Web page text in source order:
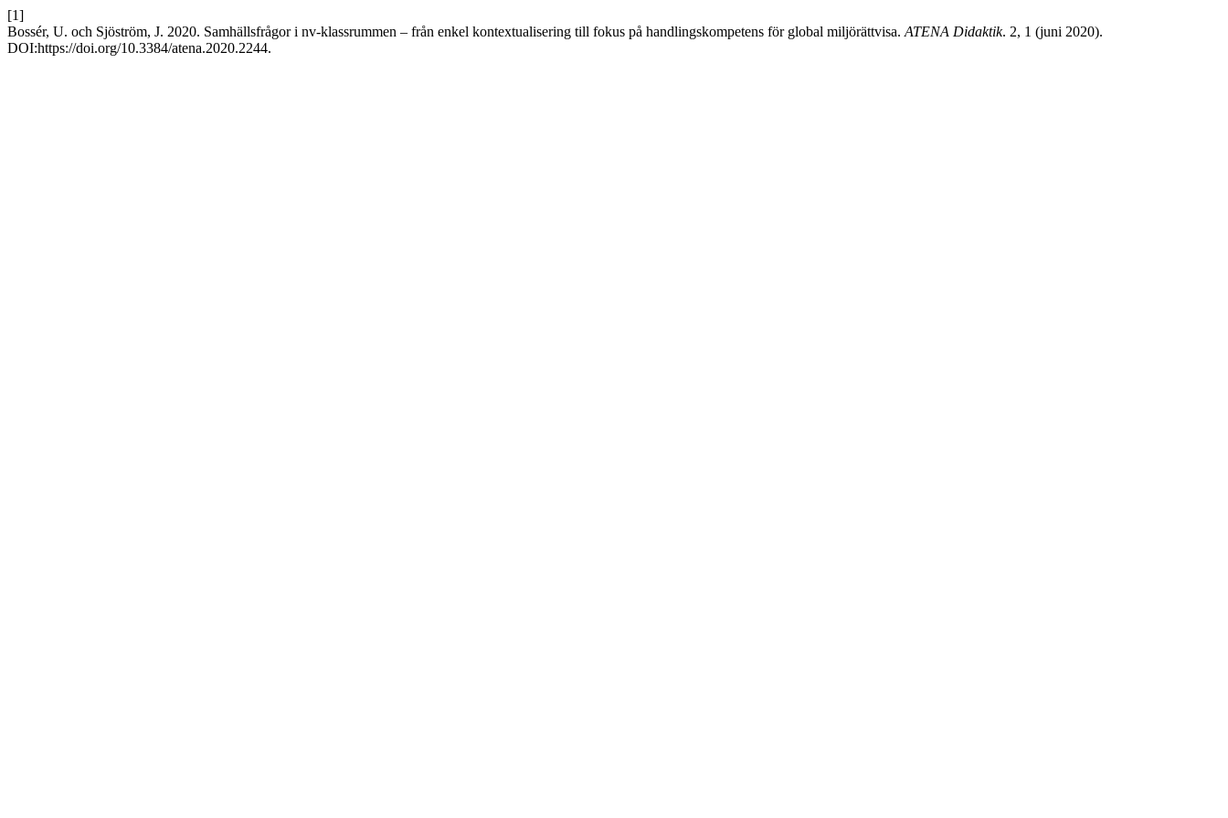
[1]
Bossér, U. och Sjöström, J. 2020. Samhällsfrågor i nv-klassrummen – från enkel kontextualisering till fokus på handlingskompetens för global miljörättvisa. ATENA Didaktik. 2, 1 (juni 2020).
DOI:https://doi.org/10.3384/atena.2020.2244.